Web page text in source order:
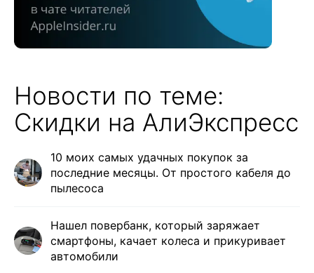
Новости по теме:
Скидки на АлиЭкспресс
10 моих самых удачных покупок за
последние месяцы. От простого кабеля до
пылесоса
Нашел повербанк, который заряжает
смартфоны, качает колеса и прикуривает
автомобили